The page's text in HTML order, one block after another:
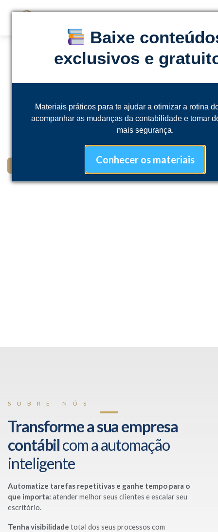
Baixe
exclusivos e
Materiais práticos para te ajudar a otimizar a rotina
acompanhar as mudanças da contabilidade e tomar
mais segurança.
Conhecer os materiais
Automatize a rotina do seu
escritório contábil e ganhe
tempo para crescer.
Elimine o retrabalho, organize seus processos e
SOLICITE UMA DEMONSTRAÇÃO GRATUITA
SOBRE NÓS
Transforme a sua empresa
contábilcom a automação
inteligente
Automatize tarefas repetitivas e ganhe tempo para o
que importa: atender melhor seus clientes e escalar seu
escritório.
Tenha visibilidade total dos seus processos com